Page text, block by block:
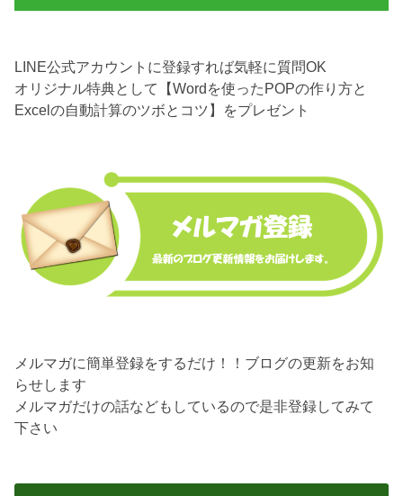
LINE公式アカウントに登録すれば気軽に質問OK
オリジナル特典として【Wordを使ったPOPの作り方と
Excelの自動計算のツボとコツ】をプレゼント
メルマガに簡単登録をするだけ！！ブログの更新をお知
らせします
メルマガだけの話などもしているので是非登録してみて
下さい